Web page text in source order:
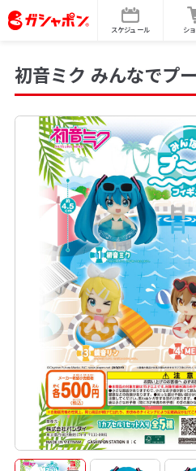
スケジュール シ
初音ミク みんなでプ